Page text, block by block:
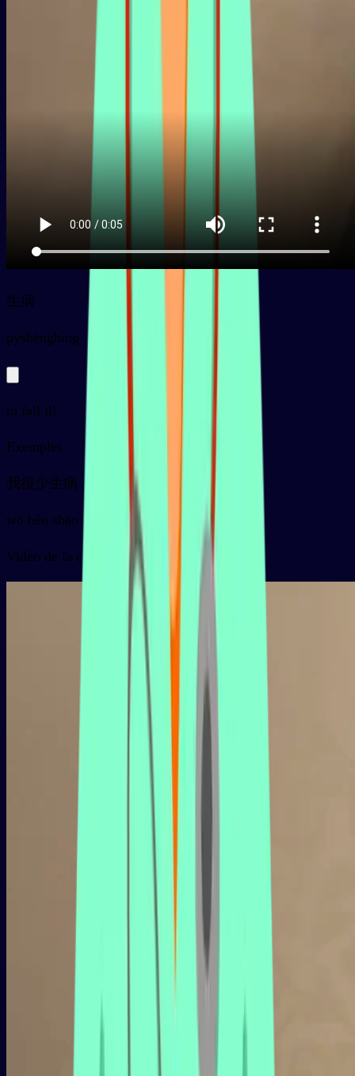
生病
pyshēngbìng
to fall ill
Exemples
我很少生病
wǒ hěn shǎo shēngbìng
Vidéo de la carte